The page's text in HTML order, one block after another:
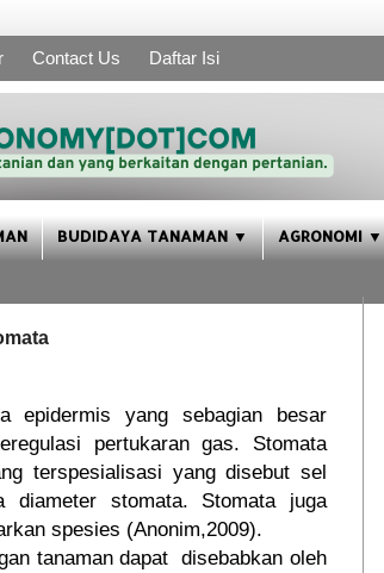
Contact Us Daftar Isi
BUDIDAYA TANAMAN ▼ AGRONOMI ▼
epidermis yang sebagian besar
pertukaran gas. Stomata
terspesialisasi yang disebut sel
diameter stomata. Stomata juga
spesies (Anonim,2009).
tanaman dapat
disebabkan oleh